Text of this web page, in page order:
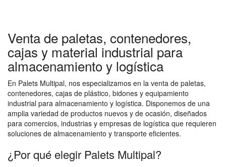
Venta de paletas, contenedores,
cajas y material industrial para
almacenamiento y logística
En Palets Multipal, nos especializamos en la venta de paletas,
contenedores, cajas de plástico, bidones y equipamiento
industrial para almacenamiento y logística. Disponemos de una
amplia variedad de productos nuevos y de ocasión, diseñados
para comercios, industrias y empresas de logística que requieren
soluciones de almacenamiento y transporte eficientes.
¿Por qué elegir Palets Multipal?